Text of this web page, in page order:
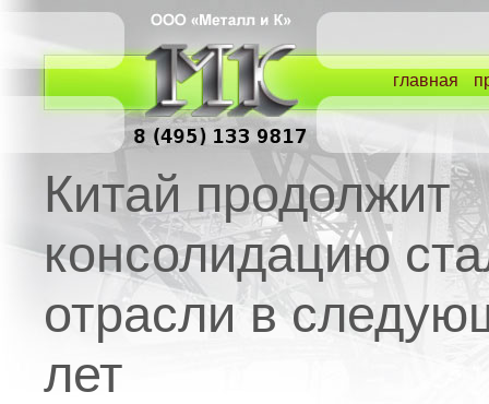
главная
Китай продолжит
консолидацию
отрасли в
лет